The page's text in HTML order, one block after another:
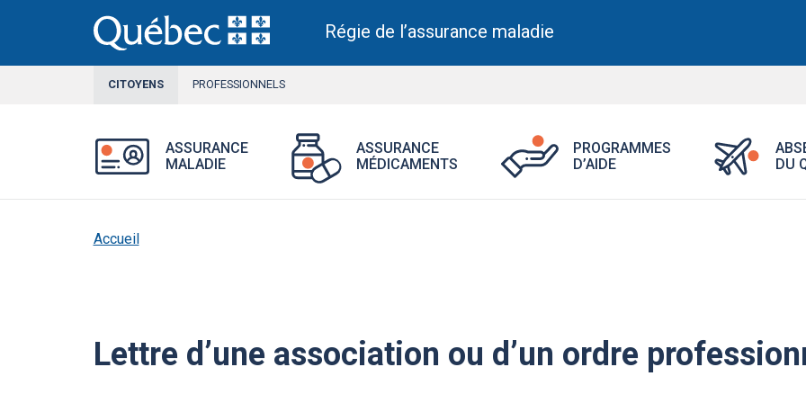
Régie de l’assurance maladie
CITOYENSSECTION
ASSURANCE
MALADIE
Ouvrir
Assurance
maladie.
ASSURANCE
MÉDICAMENTS
médicaments.
PROGRAMMES
D’AIDE
d’aide.
DU
PROFESSIONNELS
Accueil
Lettre d’une association ou d’un ordre